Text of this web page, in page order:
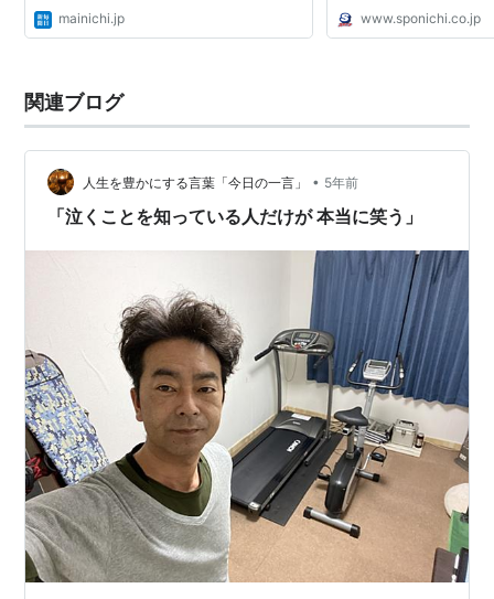
mainichi.jp www.sponichi.co.jp
関連ブログ
人生を豊かにする言葉「今日の一言」 • 5年前
「泣くことを知っている人だけが 本当に笑う」